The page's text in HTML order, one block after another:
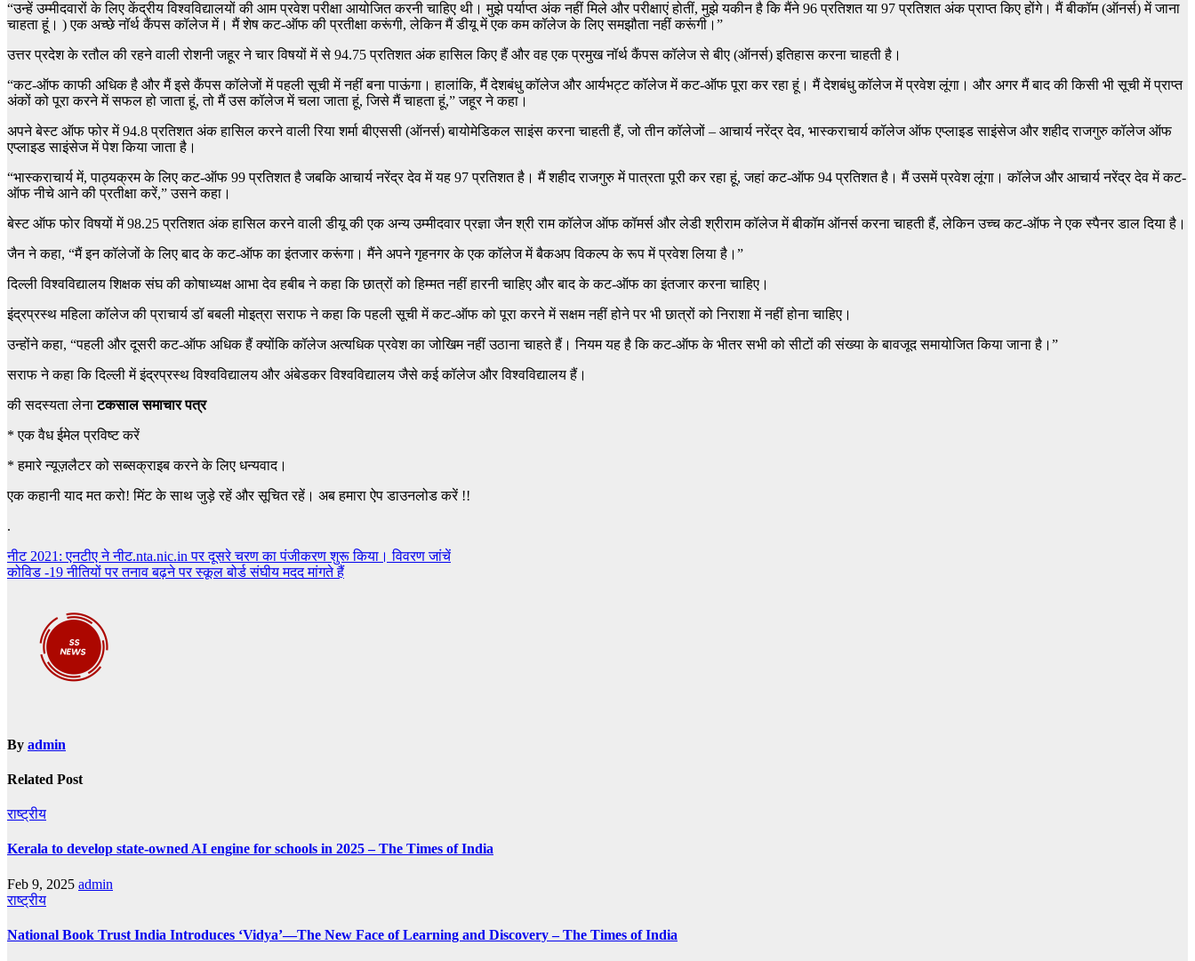
“उन्हें उम्मीदवारों के लिए केंद्रीय विश्वविद्यालयों की आम प्रवेश परीक्षा आयोजित करनी चाहिए थी। मुझे पर्याप्त अंक नहीं मिले और परीक्षाएं होतीं, मुझे यकीन है कि मैंने 96 प्रतिशत या 97 प्रतिशत अंक प्राप्त किए होंगे। मैं बीकॉम (ऑनर्स) में जाना
चाहता हूं। ) एक अच्छे नॉर्थ कैंपस कॉलेज में। मैं शेष कट-ऑफ की प्रतीक्षा करूंगी, लेकिन मैं डीयू में एक कम कॉलेज के लिए समझौता नहीं करूंगी।”
उत्तर प्रदेश के रतौल की रहने वाली रोशनी जहूर ने चार विषयों में से 94.75 प्रतिशत अंक हासिल किए हैं और वह एक प्रमुख नॉर्थ कैंपस कॉलेज से बीए (ऑनर्स) इतिहास करना चाहती है।
“कट-ऑफ काफी अधिक है और मैं इसे कैंपस कॉलेजों में पहली सूची में नहीं बना पाऊंगा। हालांकि, मैं देशबंधु कॉलेज और आर्यभट्ट कॉलेज में कट-ऑफ पूरा कर रहा हूं। मैं देशबंधु कॉलेज में प्रवेश लूंगा। और अगर मैं बाद की किसी भी सूची में प्राप्त
अंकों को पूरा करने में सफल हो जाता हूं, तो मैं उस कॉलेज में चला जाता हूं, जिसे मैं चाहता हूं,” जहूर ने कहा।
अपने बेस्ट ऑफ फोर में 94.8 प्रतिशत अंक हासिल करने वाली रिया शर्मा बीएससी (ऑनर्स) बायोमेडिकल साइंस करना चाहती हैं, जो तीन कॉलेजों – आचार्य नरेंद्र देव, भास्कराचार्य कॉलेज ऑफ एप्लाइड साइंसेज और शहीद राजगुरु कॉलेज ऑफ
एप्लाइड साइंसेज में पेश किया जाता है।
“भास्कराचार्य में, पाठ्यक्रम के लिए कट-ऑफ 99 प्रतिशत है जबकि आचार्य नरेंद्र देव में यह 97 प्रतिशत है। मैं शहीद राजगुरु में पात्रता पूरी कर रहा हूं, जहां कट-ऑफ 94 प्रतिशत है। मैं उसमें प्रवेश लूंगा। कॉलेज और आचार्य नरेंद्र देव में कट-
ऑफ नीचे आने की प्रतीक्षा करें,” उसने कहा।
बेस्ट ऑफ फोर विषयों में 98.25 प्रतिशत अंक हासिल करने वाली डीयू की एक अन्य उम्मीदवार प्रज्ञा जैन श्री राम कॉलेज ऑफ कॉमर्स और लेडी श्रीराम कॉलेज में बीकॉम ऑनर्स करना चाहती हैं, लेकिन उच्च कट-ऑफ ने एक स्पैनर डाल दिया है।
जैन ने कहा, “मैं इन कॉलेजों के लिए बाद के कट-ऑफ का इंतजार करूंगा। मैंने अपने गृहनगर के एक कॉलेज में बैकअप विकल्प के रूप में प्रवेश लिया है।”
दिल्ली विश्वविद्यालय शिक्षक संघ की कोषाध्यक्ष आभा देव हबीब ने कहा कि छात्रों को हिम्मत नहीं हारनी चाहिए और बाद के कट-ऑफ का इंतजार करना चाहिए।
इंद्रप्रस्थ महिला कॉलेज की प्राचार्य डॉ बबली मोइत्रा सराफ ने कहा कि पहली सूची में कट-ऑफ को पूरा करने में सक्षम नहीं होने पर भी छात्रों को निराशा में नहीं होना चाहिए।
उन्होंने कहा, “पहली और दूसरी कट-ऑफ अधिक हैं क्योंकि कॉलेज अत्यधिक प्रवेश का जोखिम नहीं उठाना चाहते हैं। नियम यह है कि कट-ऑफ के भीतर सभी को सीटों की संख्या के बावजूद समायोजित किया जाना है।”
सराफ ने कहा कि दिल्ली में इंद्रप्रस्थ विश्वविद्यालय और अंबेडकर विश्वविद्यालय जैसे कई कॉलेज और विश्वविद्यालय हैं।
की सदस्यता लेनाटकसाल समाचार पत्र
* एक वैध ईमेल प्रविष्ट करें
* हमारे न्यूज़लैटर को सब्सक्राइब करने के लिए धन्यवाद।
एक कहानी याद मत करो! मिंट के साथ जुड़े रहें और सूचित रहें। अब हमारा ऐप डाउनलोड करें !!
.
Post
navigation
नीट 2021: एनटीए ने नीट.nta.nic.in पर दूसरे चरण का पंजीकरण शुरू किया। विवरण जांचें
कोविड -19 नीतियों पर तनाव बढ़ने पर स्कूल बोर्ड संघीय मदद मांगते हैं
By admin
Related Post
राष्ट्रीय
Kerala to develop state-owned AI engine for schools in 2025 – The Times of India
Feb 9, 2025 admin
राष्ट्रीय
National Book Trust India Introduces ‘Vidya’—The New Face of Learning and Discovery – The Times of India